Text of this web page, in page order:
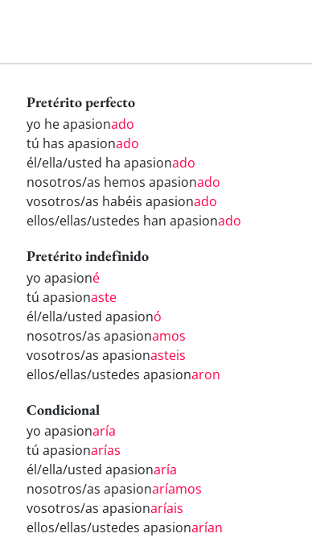
Pretérito perfecto
yo he apasionado
tú has apasionado
él/ella/usted ha apasionado
nosotros/as hemos apasionado
vosotros/as habéis apasionado
ellos/ellas/ustedes han apasionado
Pretérito indefinido
yo apasioné
tú apasionaste
él/ella/usted apasionó
nosotros/as apasionamos
vosotros/as apasionasteis
ellos/ellas/ustedes apasionaron
Condicional
yo apasionaría
tú apasionarías
él/ella/usted apasionaría
nosotros/as apasionaríamos
vosotros/as apasionaríais
ellos/ellas/ustedes apasionarían